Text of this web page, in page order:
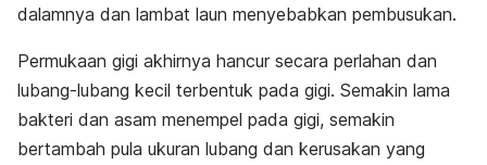
dalamnya dan lambat laun menyebabkan pembusukan.
Permukaan gigi akhirnya hancur secara perlahan dan
lubang-lubang kecil terbentuk pada gigi. Semakin lama
bakteri dan asam menempel pada gigi, semakin
bertambah pula ukuran lubang dan kerusakan yang